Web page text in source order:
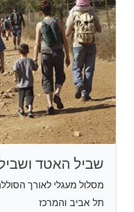
שביל האטד
מסלול מעגלי לאורך
תל אביב והמרכז